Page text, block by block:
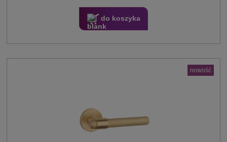
do koszyka
nowość